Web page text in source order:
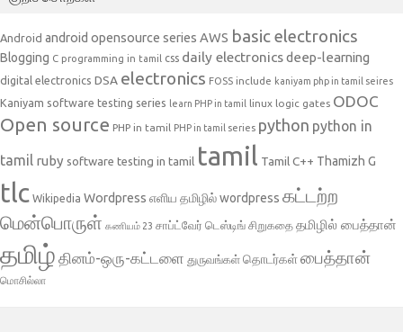
Android android opensource series AWS basic electronics
Blogging C programming in tamil css daily electronicsdeep-learning
digital electronics DSA electronics FOSS include kaniyam php in tamil seires
Kaniyam software testing series learn PHP in tamil linux logic gates ODOC
Open source PHP in tamil PHP in tamil series python python in
tamil ruby software testing in tamil tamil Tamil C++ Thamizh G
tlc Wikipedia Wordpress எளிய தமிழில் wordpress கட்டற்ற
மென்பொருள் கணியம் 23 சாப்ட்வேர் டெஸ்டிங் சிறுகதை தமிழில் பைத்தான்
தமிழ் தினம்-ஒரு-கட்டளை துருவங்கள் தொடர்கள்பைத்தான்
மொசில்லா